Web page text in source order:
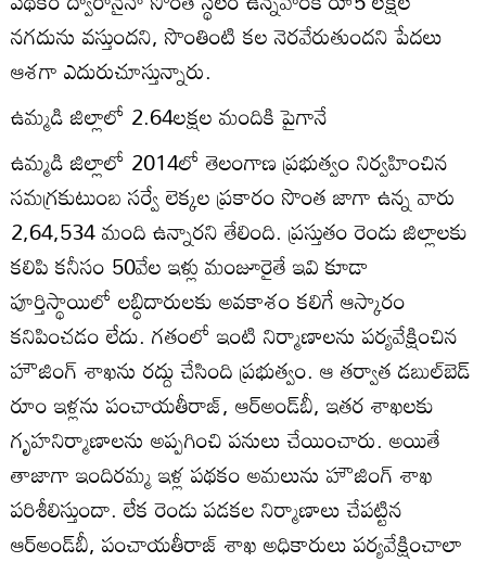
నగదును వస్తుందని, సొంతింటి కల నెరవేరుతుందని పేదలు
ఆశగా ఎదురుచూస్తున్నారు.
ఉమ్మడి జిల్లాలో 2.64లక్షల మందికి పైగానే
ఉమ్మడి జిల్లాలో 2014లో తెలంగాణ ప్రభుత్వం నిర్వహించిన
సమగ్రకుటుంబ సర్వే లెక్కల ప్రకారం సొంత జాగా ఉన్న వారు
2,64,534 మంది ఉన్నారని తేలింది. ప్రస్తుతం రెండు జిల్లాలకు
కలిపి కనీసం 50వేల ఇళ్లు మంజూరైతే ఇవి కూడా
పూర్తిస్థాయిలో లబ్ధిదారులకు అవకాశం కలిగే ఆస్కారం
కనిపించడం లేదు. గతంలో ఇంటి నిర్మాణాలను పర్యవేక్షించిన
హౌజింగ్‌ శాఖను రద్దు చేసింది ప్రభుత్వం. ఆ తర్వాత డబుల్‌బెడ్‌
రూం ఇళ్లను పంచాయతీరాజ్‌, ఆర్‌అండ్‌బీ, ఇతర శాఖలకు
గృహనిర్మాణాలను అప్పగించి పనులు చేయించారు. అయితే
తాజాగా ఇందిరమ్మ ఇళ్ల పథకం అమలును హౌజింగ్‌ శాఖ
పరిశీలిస్తుందా. లేక రెండు పడకల నిర్మాణాలు చేపట్టిన
ఆర్‌అండ్‌బీ, పంచాయతీరాజ్‌ శాఖ అధికారులు పర్యవేక్షించాలా